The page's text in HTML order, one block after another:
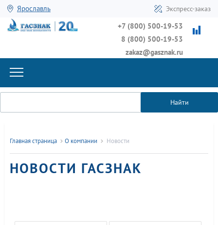
Ярославль Экспресс-заказ
+7 (800) 500-19-53
8 (800) 500-19-53
zakaz@gasznak.ru
Найти
Главная страница О компании Новости
НОВОСТИ ГАСЗНАК